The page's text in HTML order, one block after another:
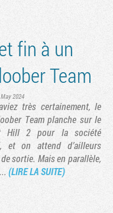
fin à un
Team
2024
très certainement, le
Team planche sur le
Hill 2 pour la société
et on attend d’ailleurs
sortie. Mais en parallèle,
(LIRE LA SUITE)